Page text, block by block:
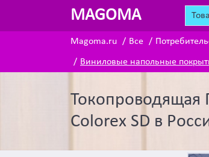
MAGOMA
Magoma.ru Все
Виниловые напольные
Токопроводящая
Colorex SD в